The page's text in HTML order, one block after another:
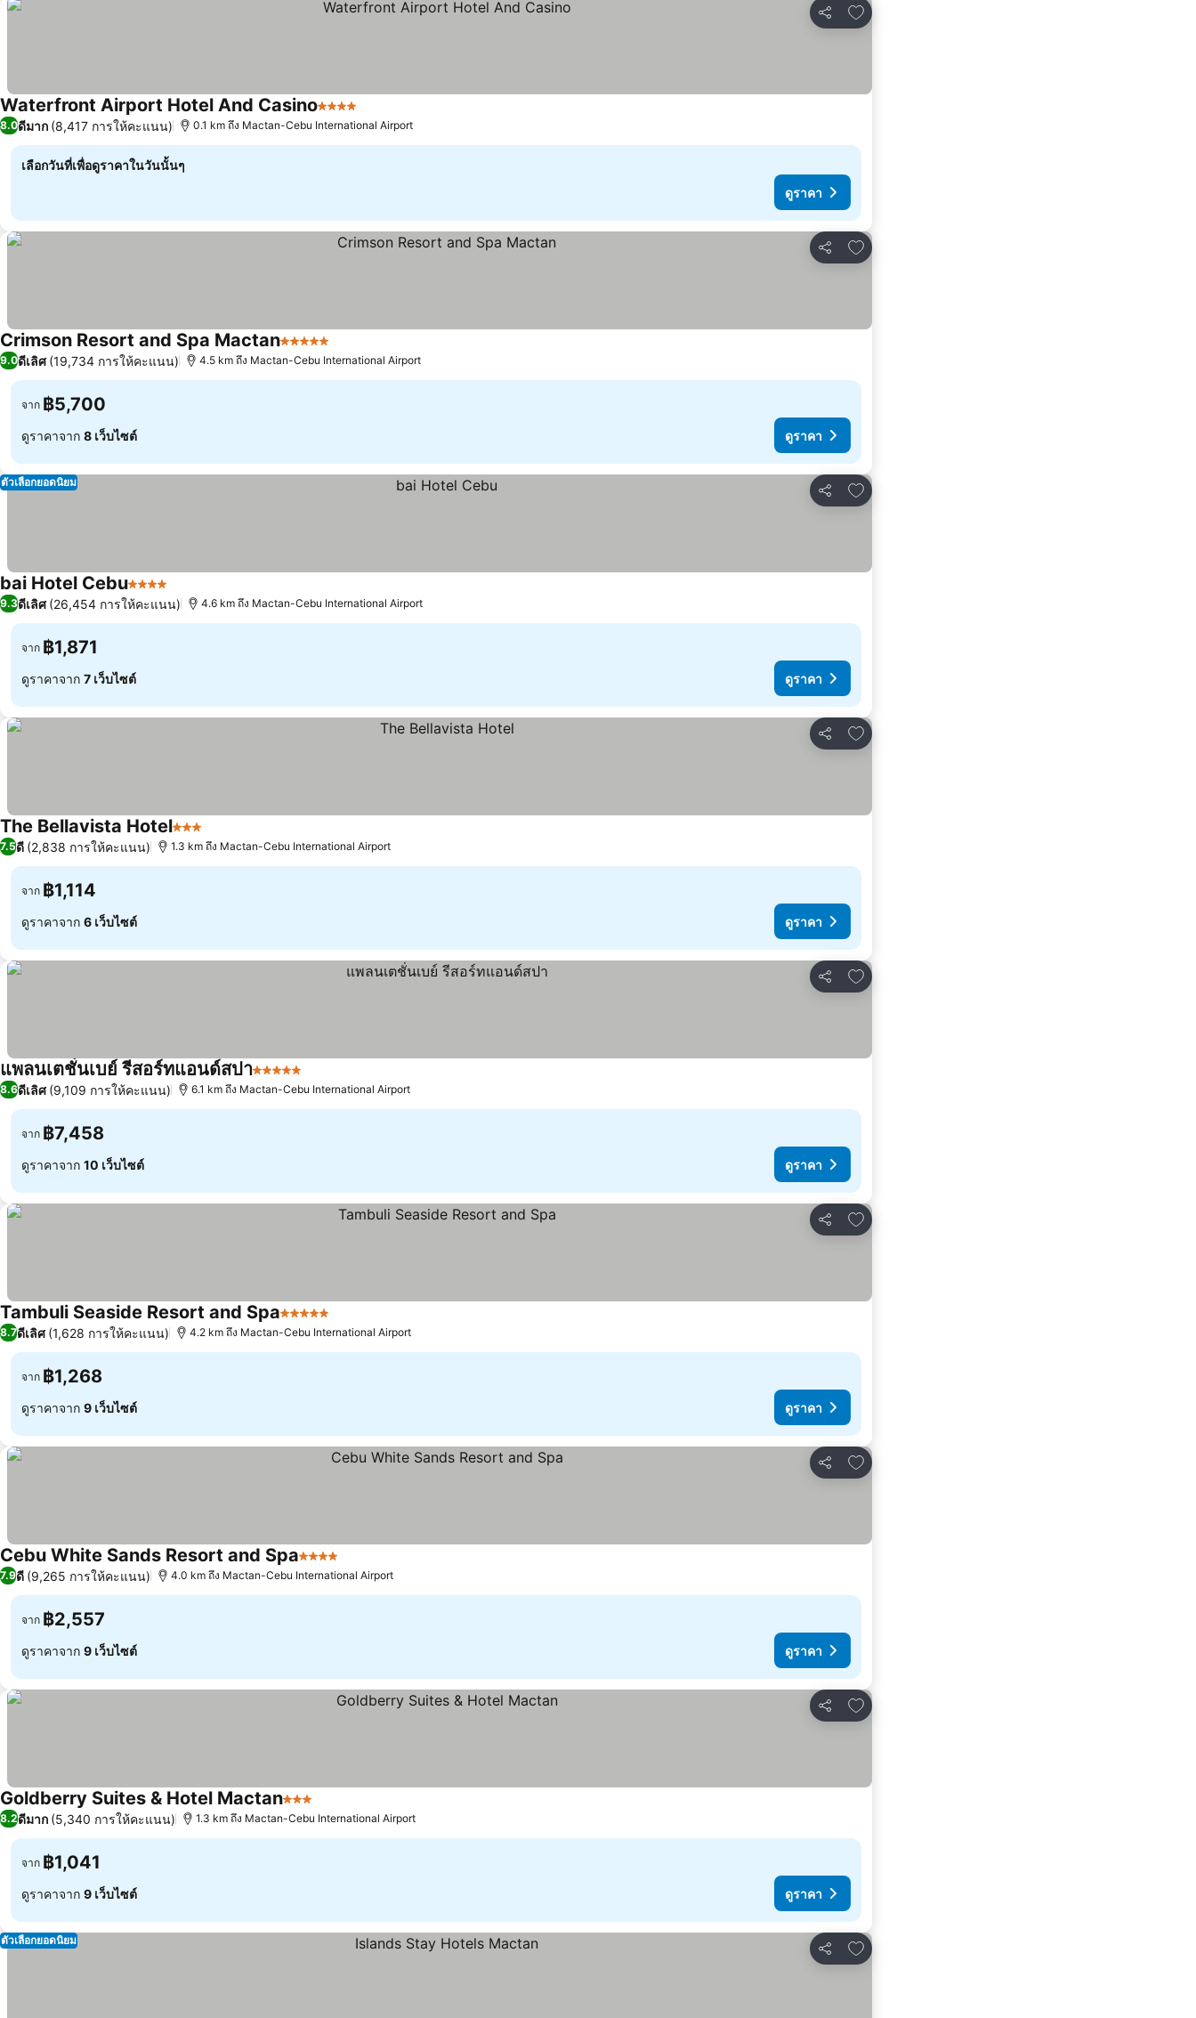
แชร์
เพิ่มในรายการโปรด
Waterfront Airport Hotel And Casino4 ดาว
8.0ดีมาก (8,417 การให้คะแนน) 0.1 km ถึง Mactan-Cebu International Airport
เลือกวันที่เพื่อดูราคาในวันนั้นๆ
ดูราคา
แชร์
เพิ่มในรายการโปรด
Crimson Resort and Spa Mactan5 ดาว
9.0ดีเลิศ (19,734 การให้คะแนน) 4.5 km ถึง Mactan-Cebu International Airport
จาก ฿5,700
ดูราคาจาก 8 เว็บไซต์ ดูราคา
แชร์
เพิ่มในรายการโปรด
ตัวเลือกยอดนิยม
bai Hotel Cebu4 ดาว
9.3ดีเลิศ (26,454 การให้คะแนน) 4.6 km ถึง Mactan-Cebu International Airport
จาก ฿1,871
ดูราคาจาก 7 เว็บไซต์ ดูราคา
แชร์
เพิ่มในรายการโปรด
The Bellavista Hotel3 ดาว
7.5ดี (2,838 การให้คะแนน) 1.3 km ถึง Mactan-Cebu International Airport
จาก ฿1,114
ดูราคาจาก 6 เว็บไซต์ ดูราคา
แชร์
เพิ่มในรายการโปรด
แพลนเตชั่นเบย์ รีสอร์ทแอนด์สปา5 ดาว
8.6ดีเลิศ (9,109 การให้คะแนน) 6.1 km ถึง Mactan-Cebu International Airport
จาก ฿7,458
ดูราคาจาก 10 เว็บไซต์ ดูราคา
แชร์
เพิ่มในรายการโปรด
Tambuli Seaside Resort and Spa5 ดาว
8.7ดีเลิศ (1,628 การให้คะแนน) 4.2 km ถึง Mactan-Cebu International Airport
จาก ฿1,268
ดูราคาจาก 9 เว็บไซต์ ดูราคา
แชร์
เพิ่มในรายการโปรด
Cebu White Sands Resort and Spa4 ดาว
7.9ดี (9,265 การให้คะแนน) 4.0 km ถึง Mactan-Cebu International Airport
จาก ฿2,557
ดูราคาจาก 9 เว็บไซต์ ดูราคา
แชร์
เพิ่มในรายการโปรด
Goldberry Suites & Hotel Mactan3 ดาว
8.2ดีมาก (5,340 การให้คะแนน) 1.3 km ถึง Mactan-Cebu International Airport
จาก ฿1,041
ดูราคาจาก 9 เว็บไซต์ ดูราคา
แชร์
เพิ่มในรายการโปรด
ตัวเลือกยอดนิยม